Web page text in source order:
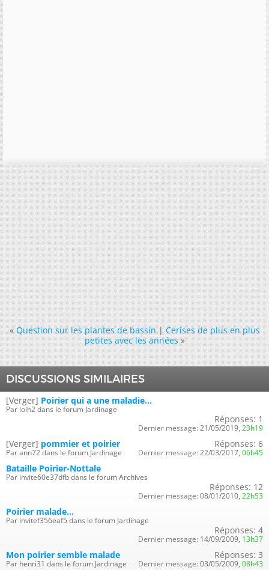
« Question sur les plantes de bassin|Cerises de plus en plus
petites avec les années »
DISCUSSIONS SIMILAIRES
[Verger] Poirier qui a une maladie...
Par lolh2 dans le forum Jardinage
Réponses: 1
Dernier message: 21/05/2019, 23h19
[Verger] pommier et poirier
Par ann72 dans le forum Jardinage
Réponses: 6
Dernier message: 22/03/2017, 06h45
Bataille Poirier-Nottale
Par invite60e37dfb dans le forum Archives
Réponses: 12
Dernier message: 08/01/2010, 22h53
Poirier malade...
Par invitef356eaf5 dans le forum Jardinage
Réponses: 4
Dernier message: 14/09/2009, 13h37
Mon poirier semble malade
Par henri31 dans le forum Jardinage
Réponses: 3
Dernier message: 03/05/2009, 08h43